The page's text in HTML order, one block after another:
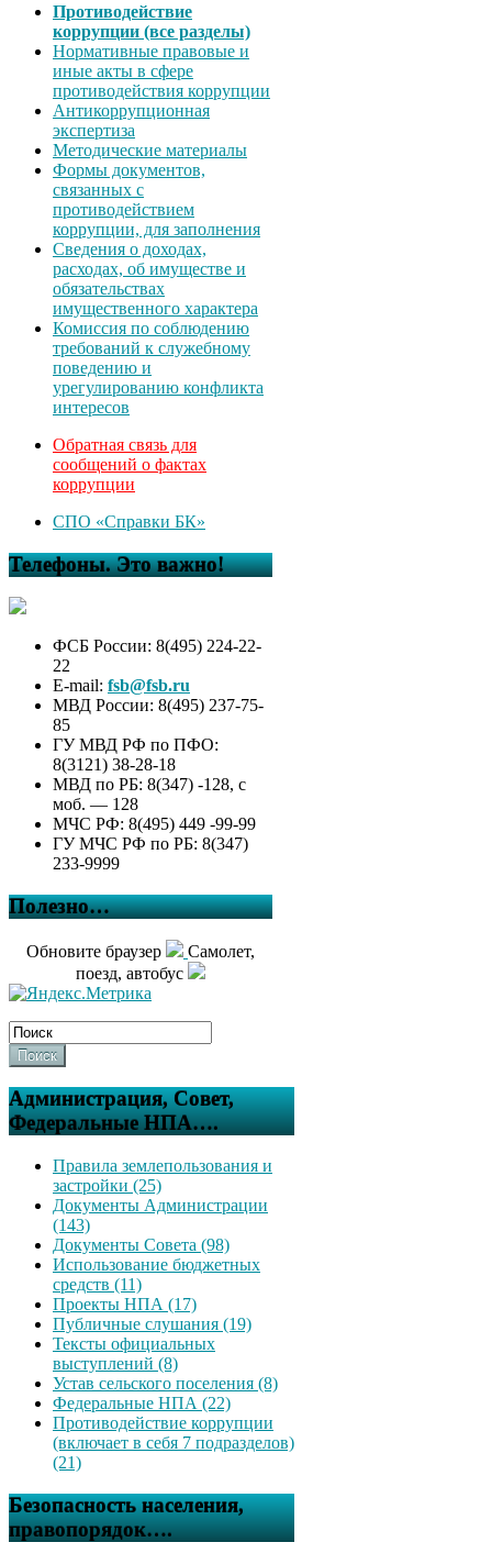
Противодействие
коррупции (все разделы)
Нормативные правовые и
иные акты в сфере
противодействия коррупции
Антикоррупционная
экспертиза
Методические материалы
Формы документов,
связанных с
противодействием
коррупции, для заполнения
Сведения о доходах,
расходах, об имуществе и
обязательствах
имущественного характера
Комиссия по соблюдению
требований к служебному
поведению и
урегулированию конфликта
интересов
Обратная связь для
сообщений о фактах
коррупции
СПО «Справки БК»
Телефоны. Это важно!
ФСБ России: 8(495) 224-22-
22
E-mail: fsb@fsb.ru
МВД России: 8(495) 237-75-
85
ГУ МВД РФ по ПФО:
8(3121) 38-28-18
МВД по РБ: 8(347) -128, с
моб. — 128
МЧС РФ: 8(495) 449 -99-99
ГУ МЧС РФ по РБ: 8(347)
233-9999
Полезно…
Обновите браузер
Самолет,
поезд, автобус
Поиск
Администрация, Совет,
Федеральные НПА….
Правила землепользования и
застройки (25)
Документы Администрации
(143)
Документы Совета (98)
Использование бюджетных
средств (11)
Проекты НПА (17)
Публичные слушания (19)
Тексты официальных
выступлений (8)
Устав сельского поселения (8)
Федеральные НПА (22)
Противодействие коррупции
(включает в себя 7 подразделов)
(21)
Безопасность населения,
правопорядок….